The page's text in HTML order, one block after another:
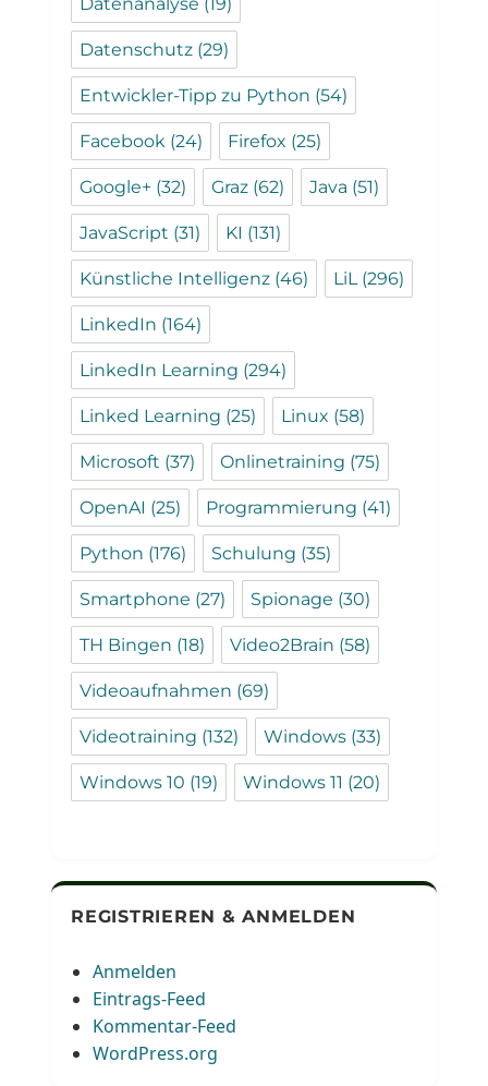
Datenschutz (29)
Entwickler-Tipp zu Python (54)
Facebook (24) Firefox (25)
Google+ (32) Graz (62) Java (51)
JavaScript (31) KI (131)
Künstliche Intelligenz (46) LiL(296)
LinkedIn (164)
LinkedIn Learning (294)
Linked Learning (25) Linux (58)
Microsoft (37) Onlinetraining (75)
OpenAI (25) Programmierung (41)
Python (176) Schulung (35)
Smartphone (27) Spionage (30)
TH Bingen (18) Video2Brain (58)
Videoaufnahmen (69)
Videotraining (132) Windows (33)
Windows 10 (19) Windows 11 (20)
REGISTRIEREN & ANMELDEN
Anmelden
Eintrags-Feed
Kommentar-Feed
WordPress.org